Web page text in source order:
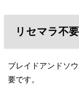
リセマラ不要
ブレイドアンドソ
要です。